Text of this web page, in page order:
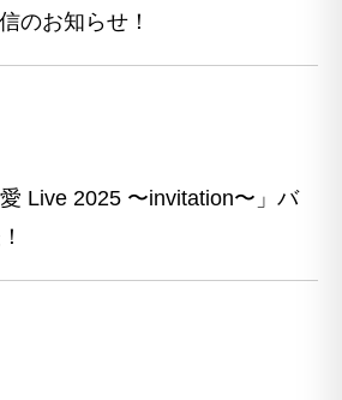
のお知らせ！
Live 2025 〜invitation〜」バ